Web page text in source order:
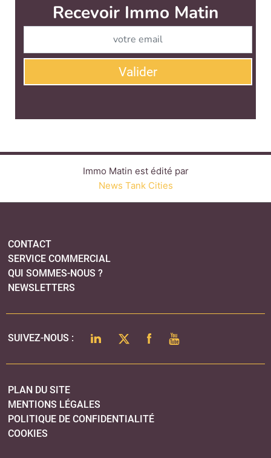
Recevoir Immo Matin
Valider
Immo Matin est édité par
News Tank Cities
CONTACT
SERVICE COMMERCIAL
QUI SOMMES-NOUS ?
NEWSLETTERS
SUIVEZ-NOUS : LINKEDINTWITTERFACEBOOK
YOUTUBE
PLAN DU SITE
MENTIONS LÉGALES
POLITIQUE DE CONFIDENTIALITÉ
COOKIES